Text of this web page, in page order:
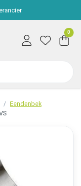
0
Eendenbek